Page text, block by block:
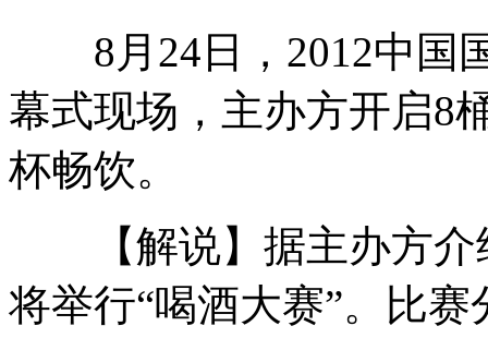
章子怡收到威胁短信“别去宣传”
大连男孩上节目模仿刘翔 表演跨栏
8月24日，2012中国
幕式现场，主办方开启8
杯畅饮。
【解说】据主办方介
将举行“喝酒大赛”。比